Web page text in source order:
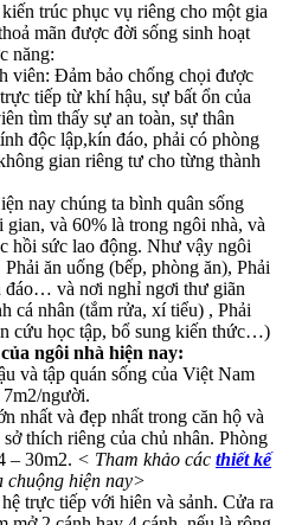
trúc phục vụ riêng cho một gia
mãn được đời sống sinh hoạt
năng:
viên: Đảm bảo chống chọi được
tiếp từ khí hậu, sự bất ổn của
tìm thấy sự an toàn, sự thân
độc lập,kín đáo, phải có phòng
gian riêng tư cho từng thành
nay chúng ta bình quân sống
và 60% là trong ngôi nhà, và
hồi sức lao động. Như vậy ngôi
ăn uống (bếp, phòng ăn), Phải
đáo… và nơi nghỉ ngơi thư giãn
cá nhân (tắm rửa, xí tiểu) , Phải
cứu học tập, bổ sung kiến thức…)
ngôi nhà hiện nay:
và tập quán sống của Việt Nam
người.
nhất và đẹp nhất trong căn hộ và
thích riêng của chủ nhân. Phòng
– 30m2. < Tham khảo các thiết kế
chuộng hiện nay>
trực tiếp với hiên và sảnh. Cửa ra